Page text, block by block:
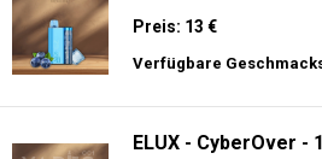
Preis: 13 €
Verfügbare
ELUX - CyberOver -